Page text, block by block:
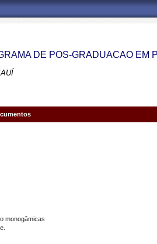
DE POS-GRADUACAO EM
monogâmicas